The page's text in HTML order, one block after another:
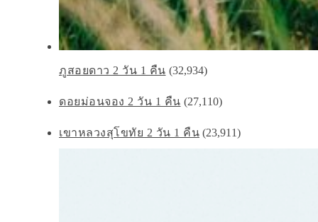
ภูสอยดาว 2 วัน 1 คืน (32,934)
ดอยม่อนจอง 2 วัน 1 คืน (27,110)
เขาหลวงสุโขทัย 2 วัน 1 คืน (23,911)